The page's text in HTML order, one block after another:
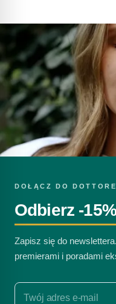
DOŁĄCZ DO
Odbierz -
Zapisz się do
premierami i poradami